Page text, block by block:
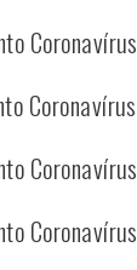
Coronavírus
Coronavírus
Coronavírus
Coronavírus